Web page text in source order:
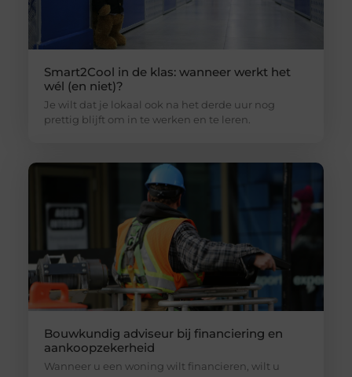
Smart2Cool in de klas: wanneer werkt het
wél (en niet)?
Je wilt dat je lokaal ook na het derde uur nog
prettig blijft om in te werken en te leren.
Bouwkundig adviseur bij financiering en
aankoopzekerheid
Wanneer u een woning wilt financieren, wilt u